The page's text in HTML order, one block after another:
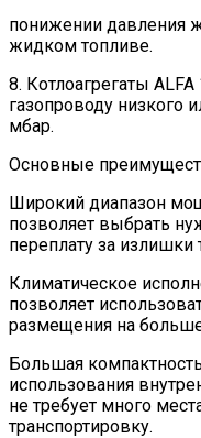
понижении давления
жидком топливе.
8. Котлоагрегаты
газопроводу низкого
мбар.
Основные
Широкий диапазон
позволяет выбрать
переплату за
Климатическое
позволяет
размещения на
Большая
использования
не требует много
транспортировку.